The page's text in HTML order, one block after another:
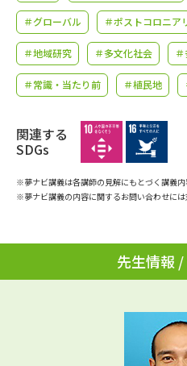
学問のミニ講義「夢ナビ講義」
学問の教科書
ユーザー
Ｑ＆Ａ よくあるご質問
資料の料金の
お支払いについて
＃グローバル ＃ポストコロニア
＃地域研究 ＃多文化社会
＃常識・当たり前 ＃植民地
関連する
SDGs
※夢ナビ講義は各講師の見解にもとづく講義内
※夢ナビ講義の内容に関するお問い合わせには
先生情報